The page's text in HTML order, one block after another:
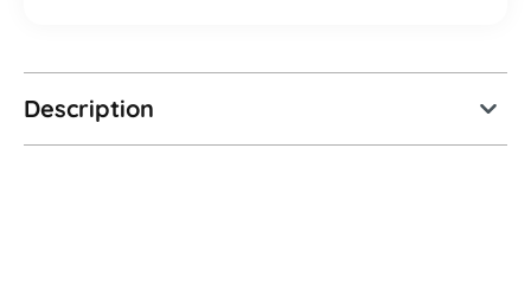
Description